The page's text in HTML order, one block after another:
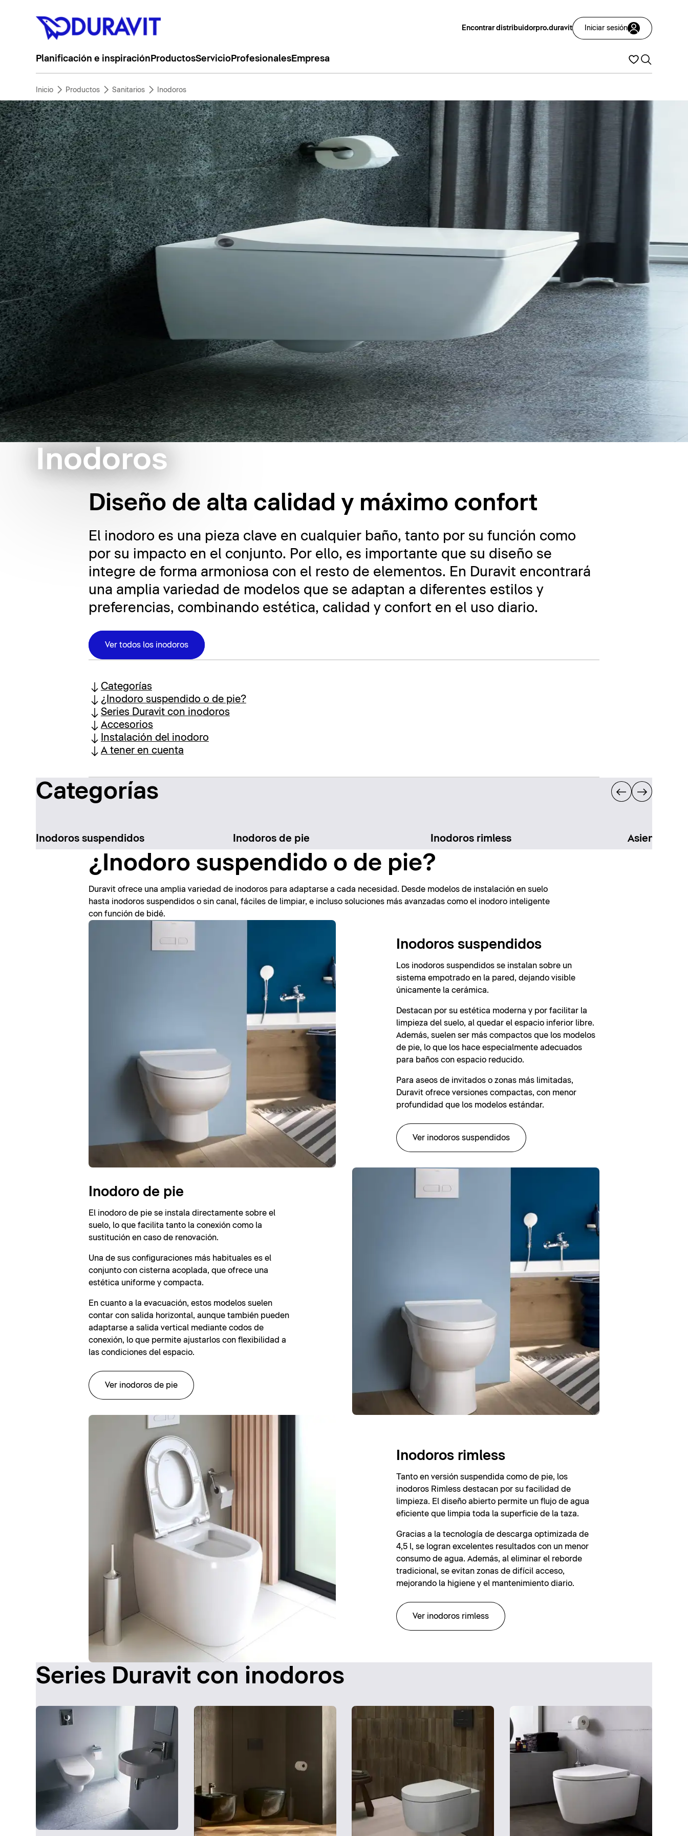
Encontrar distribuidorpro.duravit Iniciar sesión
Planificación e inspiración ProductosServicioProfesionalesEmpresa
Inicio Productos Sanitarios Inodoros
Inodoros
Diseño de alta calidad y máximo confort
El inodoro es una pieza clave en cualquier baño, tanto por su función como
por su impacto en el conjunto. Por ello, es importante que su diseño se
integre de forma armoniosa con el resto de elementos. En Duravit encontrará
una amplia variedad de modelos que se adaptan a diferentes estilos y
preferencias, combinando estética, calidad y confort en el uso diario.
Ver todos los inodoros
Categorías
¿Inodoro suspendido o de pie?
Series Duravit con inodoros
Accesorios
Instalación del inodoro
A tener en cuenta
Categorías
Inodoros suspendidos Inodoros de pie Inodoros rimless Asientos de
¿Inodoro suspendido o de pie?
Duravit ofrece una amplia variedad de inodoros para adaptarse a cada necesidad. Desde modelos de instalación en suelo
hasta inodoros suspendidos o sin canal, fáciles de limpiar, e incluso soluciones más avanzadas como el inodoro inteligente
con función de bidé.
Inodoros suspendidos
Los inodoros suspendidos se instalan sobre un
sistema empotrado en la pared, dejando visible
únicamente la cerámica.
Destacan por su estética moderna y por facilitar la
limpieza del suelo, al quedar el espacio inferior libre.
Además, suelen ser más compactos que los modelos
de pie, lo que los hace especialmente adecuados
para baños con espacio reducido.
Para aseos de invitados o zonas más limitadas,
Duravit ofrece versiones compactas, con menor
profundidad que los modelos estándar.
Ver inodoros suspendidos
Inodoro de pie
El inodoro de pie se instala directamente sobre el
suelo, lo que facilita tanto la conexión como la
sustitución en caso de renovación.
Una de sus configuraciones más habituales es el
conjunto con cisterna acoplada, que ofrece una
estética uniforme y compacta.
En cuanto a la evacuación, estos modelos suelen
contar con salida horizontal, aunque también pueden
adaptarse a salida vertical mediante codos de
conexión, lo que permite ajustarlos con flexibilidad a
las condiciones del espacio.
Ver inodoros de pie
Inodoros rimless
Tanto en versión suspendida como de pie, los
inodoros Rimless destacan por su facilidad de
limpieza. El diseño abierto permite un flujo de agua
eficiente que limpia toda la superficie de la taza.
Gracias a la tecnología de descarga optimizada de
4,5 l, se logran excelentes resultados con un menor
consumo de agua. Además, al eliminar el reborde
tradicional, se evitan zonas de difícil acceso,
mejorando la higiene y el mantenimiento diario.
Ver inodoros rimless
Series Duravit con inodoros